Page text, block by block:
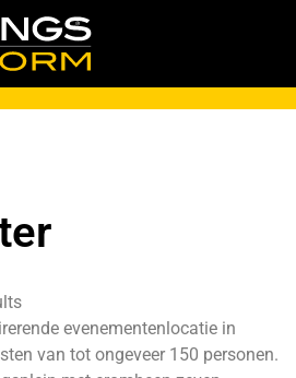
evenementenlocatie in
van tot ongeveer 150 personen.